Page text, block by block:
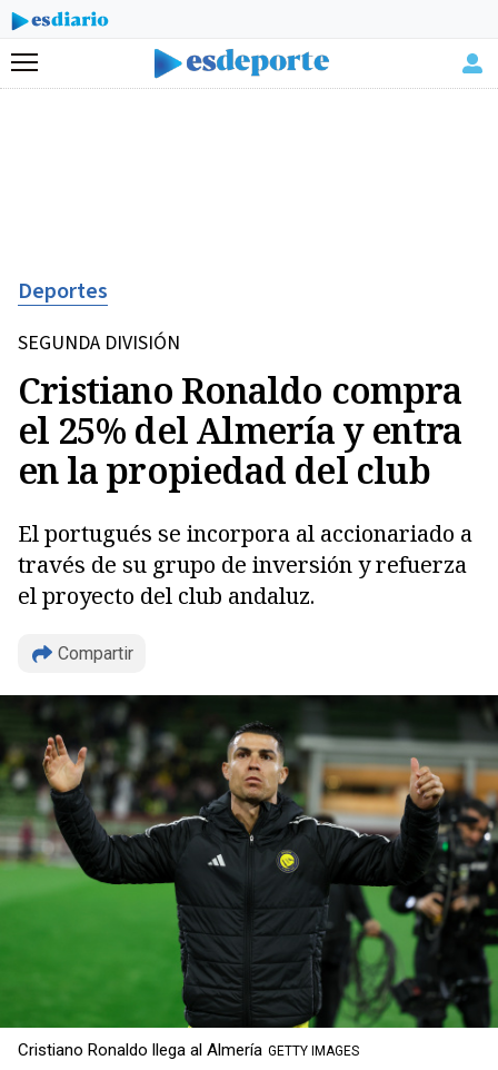
Menú
Deportes
SEGUNDA DIVISIÓN
Cristiano Ronaldo compra
el 25% del Almería y entra
en la propiedad del club
El portugués se incorpora al accionariado a
través de su grupo de inversión y refuerza
el proyecto del club andaluz.
Compartir
Copiar
Cristiano Ronaldo llega al Almería GETTY IMAGES